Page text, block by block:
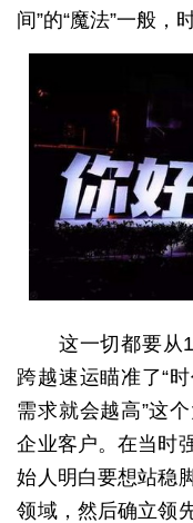
间”的“魔法”一般，
这一切都要从13
跨越速运瞄准了“
需求就会越高”这
企业客户。在当时
始人明白要想站稳
领域，然后确立领